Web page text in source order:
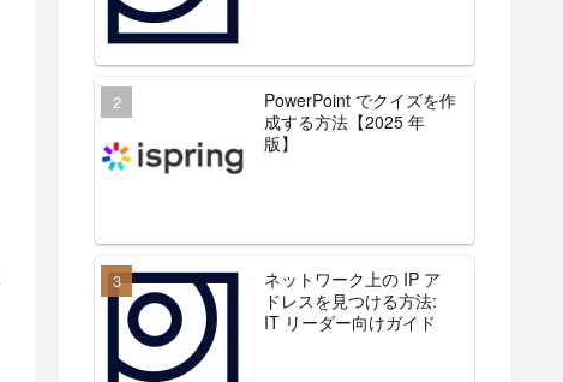
PowerPoint でクイズを作
成する方法【2025 年
版】
ネットワーク上の IP ア
ドレスを見つける方法:
IT リーダー向けガイド